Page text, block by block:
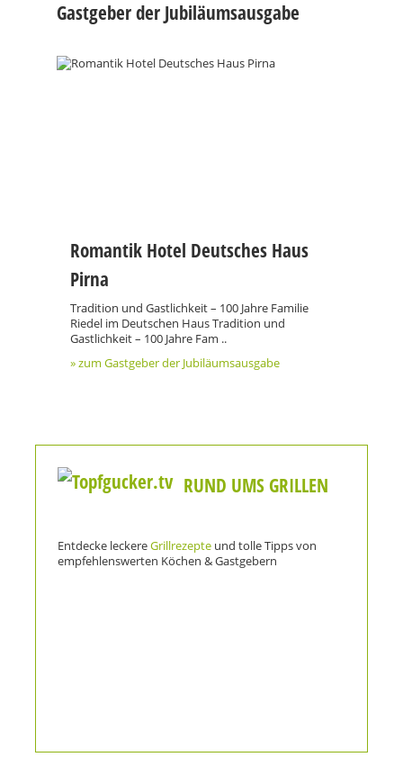
Gastgeber der Jubiläumsausgabe
Romantik Hotel Deutsches Haus
Pirna
Tradition und Gastlichkeit – 100 Jahre Familie
Riedel im Deutschen Haus Tradition und
Gastlichkeit – 100 Jahre Fam ..
» zum Gastgeber der Jubiläumsausgabe
RUND UMS GRILLEN
Entdecke leckereGrillrezepte und tolle Tipps von
empfehlenswerten Köchen & Gastgebern